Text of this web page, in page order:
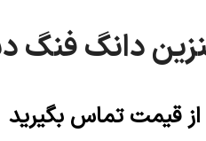
دانگ فنگ
از قیمت تماس بگیرید